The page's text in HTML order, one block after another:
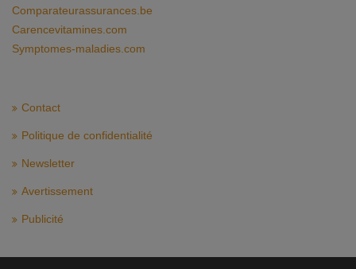
Comparateurassurances.be
Carencevitamines.com
Symptomes-maladies.com
Contact
Politique de confidentialité
Newsletter
Avertissement
Publicité